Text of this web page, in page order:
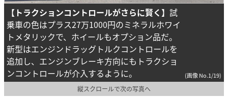
【トラクションコントロールがさらに賢く】 試
乗車の色はプラス27万1000円のミネラルホワイ
トメタリックで、ホイールもオプション品だ。
新型はエンジンドラッグトルクコントロールを
追加し、エンジンブレーキ方向にもトラクショ
ンコントロールが介入するように。
(画像 No.1/19)
縦スクロールで次の写真へ